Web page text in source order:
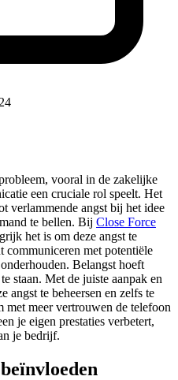
vooral in de zakelijke
een cruciale rol speelt. Het
verlammende angst bij het idee
te bellen. Bij Close Force
het is om deze angst te
met potentiële
Belangst hoeft
staan. Met de juiste aanpak en
angst te beheersen en zelfs te
meer vertrouwen de telefoon
je eigen prestaties verbetert,
je bedrijf.